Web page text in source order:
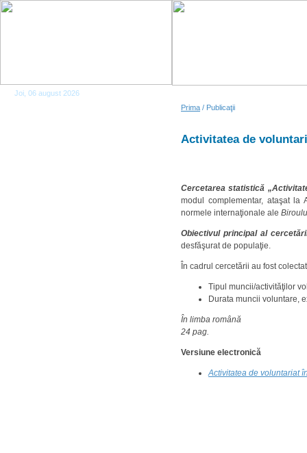
Joi, 06 august 2026
Prima / Publicaţii
Activitatea de
Cercetarea statistică
modul complementar, ataşat la
normele internaţionale ale
Obiectivul principal al
desfăşurat de populaţie.
În cadrul cercetării au fost
Tipul muncii/activităţilor
Durata muncii voluntare,
În limba română
24 pag.
Versiune electronică
Activitatea de voluntariat